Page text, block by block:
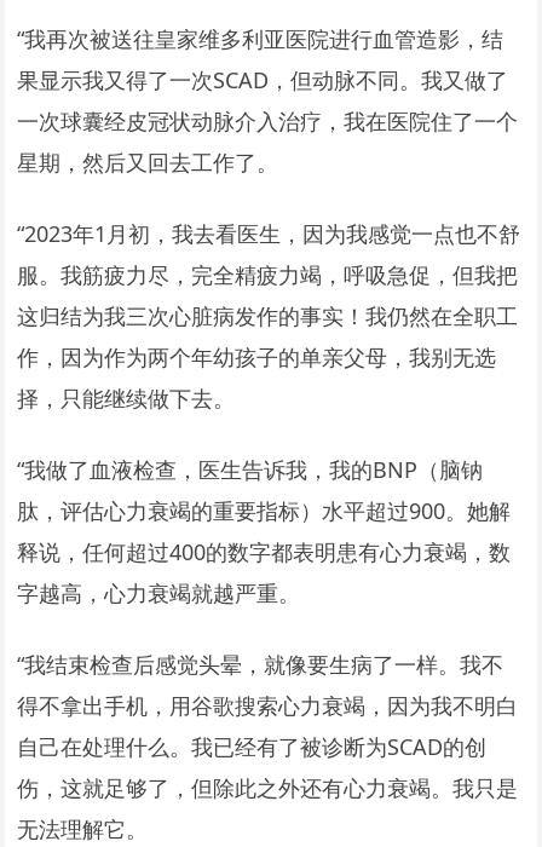
“我再次被送往皇家维多利亚医院进行血管造影，结
果显示我又得了一次SCAD，但动脉不同。我又做了
一次球囊经皮冠状动脉介入治疗，我在医院住了一个
星期，然后又回去工作了。
“2023年1月初，我去看医生，因为我感觉一点也不舒
服。我筋疲力尽，完全精疲力竭，呼吸急促，但我把
这归结为我三次心脏病发作的事实！我仍然在全职工
作，因为作为两个年幼孩子的单亲父母，我别无选
择，只能继续做下去。
“我做了血液检查，医生告诉我，我的BNP（脑钠
肽，评估心力衰竭的重要指标）水平超过900。她解
释说，任何超过400的数字都表明患有心力衰竭，数
字越高，心力衰竭就越严重。
“我结束检查后感觉头晕，就像要生病了一样。我不
得不拿出手机，用谷歌搜索心力衰竭，因为我不明白
自己在处理什么。我已经有了被诊断为SCAD的创
伤，这就足够了，但除此之外还有心力衰竭。我只是
无法理解它。